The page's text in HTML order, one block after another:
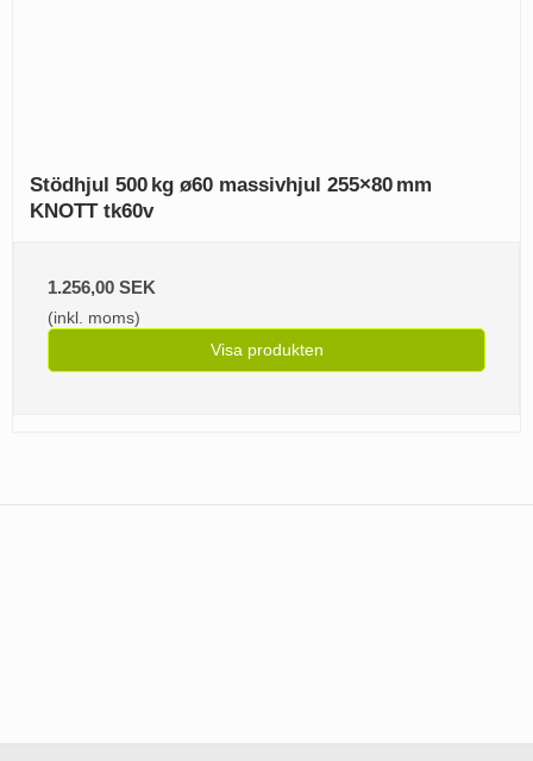
Stödhjul 500 kg ø60 massivhjul 255×80 mm
KNOTT tk60v
1.256,00 SEK
(inkl. moms)
Visa produkten